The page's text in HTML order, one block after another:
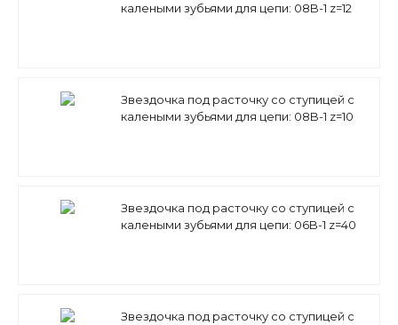
калеными зубьями для цепи: 08B-1 z=12
Звездочка под расточку со ступицей с
калеными зубьями для цепи: 08B-1 z=10
Звездочка под расточку со ступицей с
калеными зубьями для цепи: 06B-1 z=40
Звездочка под расточку со ступицей с